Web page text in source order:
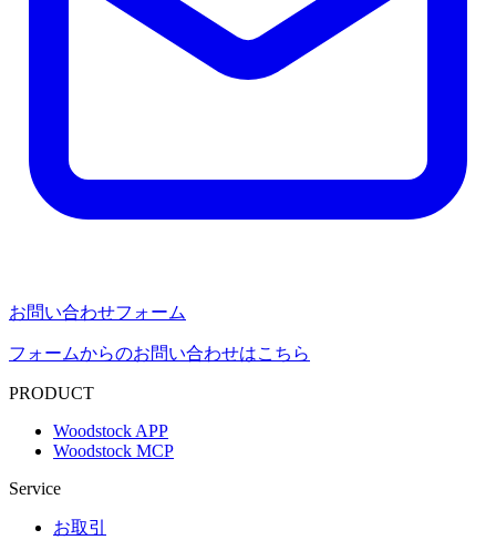
お問い合わせフォーム
フォームからのお問い合わせはこちら
PRODUCT
Woodstock APP
Woodstock MCP
Service
お取引